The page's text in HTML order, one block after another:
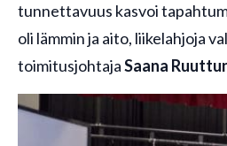
tunnettavuus kasvoi
oli lämmin ja aito, liikelahjoja
toimitusjohtajaSaana